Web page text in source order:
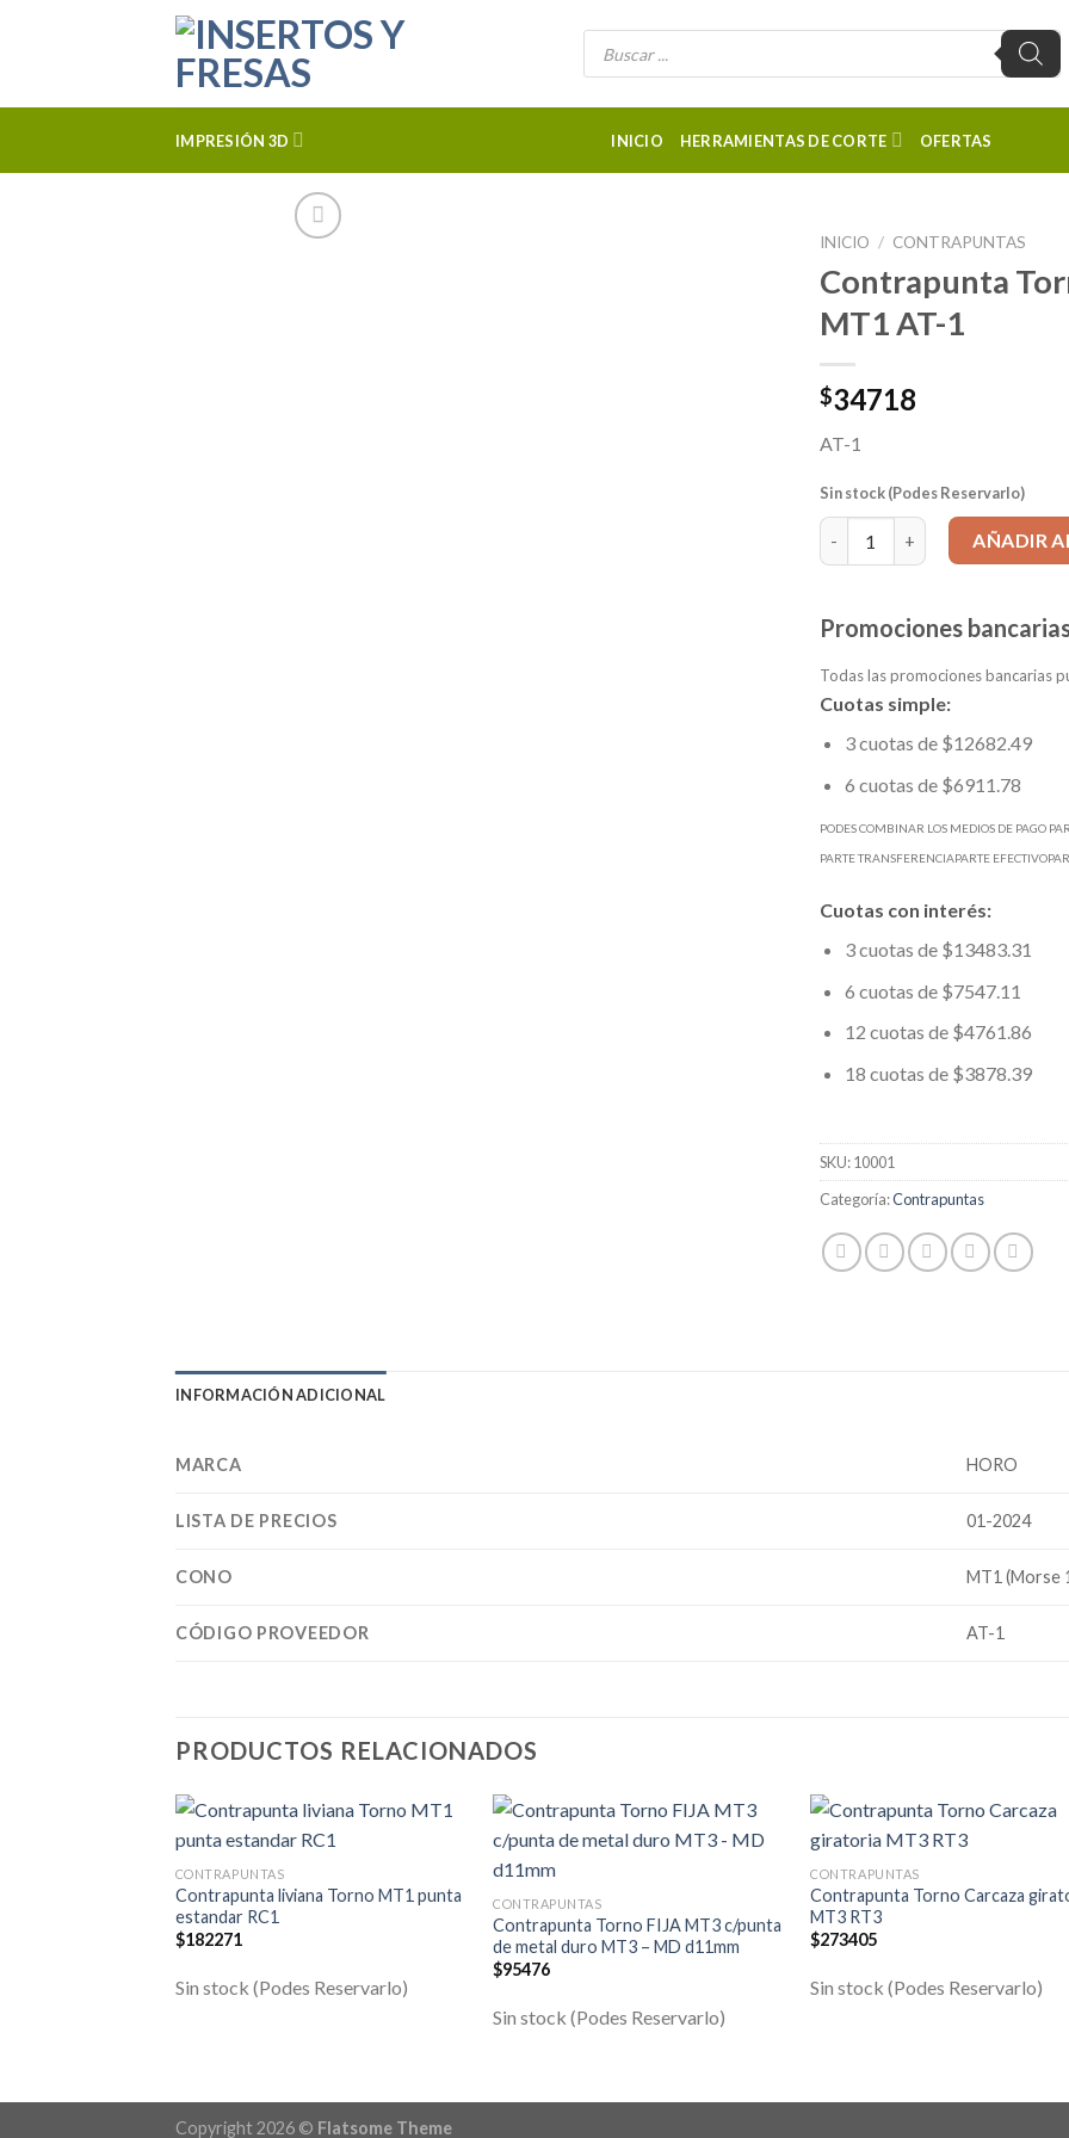
Búsqueda
IMPRESIÓN 3D INICIO HERRAMIENTAS DE CORTE OFERTAS
INICIO / CONTRAPUNTAS
Contrapunta
MT1 AT-1
$34718
AT-1
Sin stock (Podes Reservarlo)
Contrapunta Torno FIJA
AÑADIR
Promociones
Todas las promociones bancarias
Cuotas simple:
3 cuotas de $12682.49
6 cuotas de $6911.78
PODES COMBINAR LOS MEDIOS DE PAGO
PARTE TRANSFERENCIAPARTE
Cuotas con interés:
3 cuotas de $13483.31
6 cuotas de $7547.11
12 cuotas de $4761.86
18 cuotas de $3878.39
SKU:10001
Categoría:Contrapuntas
INFORMACIÓN ADICIONAL
MARCA HORO
LISTA DE PRECIOS 01-2024
CONO MT1 (Morse
CÓDIGO PROVEEDOR AT-1
PRODUCTOS RELACIONADOS
CONTRAPUNTAS
Contrapunta liviana Torno MT1 punta
estandar RC1
$182271
Sin stock (Podes Reservarlo)
CONTRAPUNTAS
Contrapunta Torno FIJA MT3 c/punta
de metal duro MT3 – MD d11mm
$95476
Sin stock (Podes Reservarlo)
CONTRAPUNTAS
Contrapunta Torno Carcaza
MT3 RT3
$273405
Sin stock (Podes Reservarlo)
Copyright 2026 © Flatsome Theme